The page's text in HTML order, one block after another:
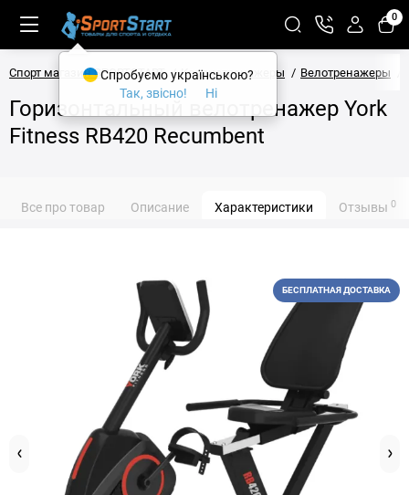
0
Спорт магазин SPORTSTART Кардиотренажеры Велотренажеры
Горизонтальный велотренажер York
Fitness RB420 Recumbent
Все про товар Описание Характеристики Отзывы 0
БЕСПЛАТНАЯ ДОСТАВКА
Спробуємо українською?
Так, звісно!
Ні